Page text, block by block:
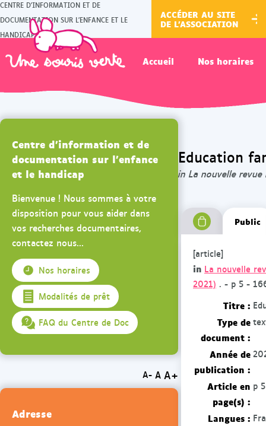
CENTRE D'INFORMATION ET DE
DOCUMENTATION SUR L'ENFANCE ET LE
HANDICAP
ACCÉDER AU SITE
DE L'ASSOCIATION
Accueil Nos horaires
Education
in La nouvelle
Public
[article]
in La nouvelle
2021) . - p 5 -
Titre :
Type de
document :
Année de
publication :
Article en
page(s) :
p
Langues :
Centre d'information et de
documentation sur l'enfance
et le handicap
Bienvenue ! Nous sommes à votre
disposition pour vous aider dans
vos recherches documentaires,
contactez nous...
Nos horaires
Modalités de prêt
FAQ du Centre de Doc
A- A A+
Adresse